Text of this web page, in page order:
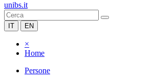
unibs.it
IT EN
×
Home
Persone